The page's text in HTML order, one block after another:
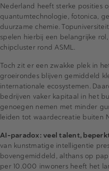
Nederland heeft sterke posities
quantumtechnologie, fotonica,
duurzame chemie.
spelen hierbij een belangrijke
chipcluster rond ASML.
Toch zit er een zwakke plek in
groeirondes blijven gemiddeld
internationale ecosystemen.
bedrijven vaker kapitaal in het
genoegen nemen met minder
leiden tot waardecreatie buiten
AI-paradox: veel talent,
van kunstmatige intelligentie
bovengemiddeld, althans op
per 10.000 inwoners heeft het